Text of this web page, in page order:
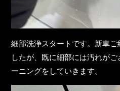
細部洗浄スタートです。新車
したが、既に細部には汚れが
ーニングをしていきます。